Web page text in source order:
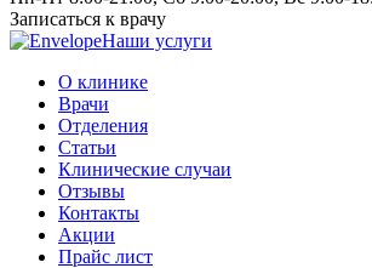
Записаться к врачу
Наши услуги
О клинике
Врачи
Отделения
Статьи
Клинические случаи
Отзывы
Контакты
Акции
Прайс лист